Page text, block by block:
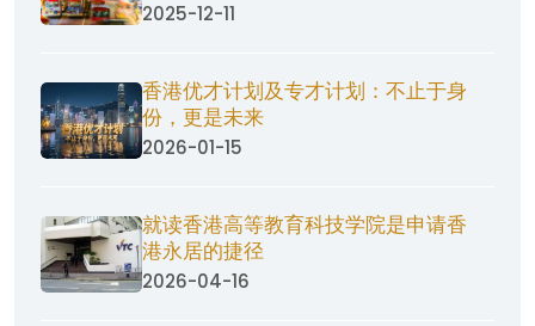
2025-12-11
香港优才计划及专才计划：不止于身
份，更是未来
2026-01-15
就读香港高等教育科技学院是申请香
港永居的捷径
2026-04-16